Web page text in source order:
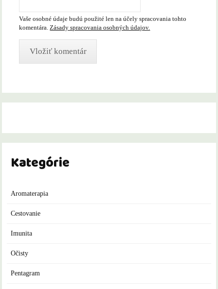
Vaše osobné údaje budú použité len na účely spracovania tohto
komentára. Zásady spracovania osobných údajov.
Kategórie
Aromaterapia
Cestovanie
Imunita
Očisty
Pentagram